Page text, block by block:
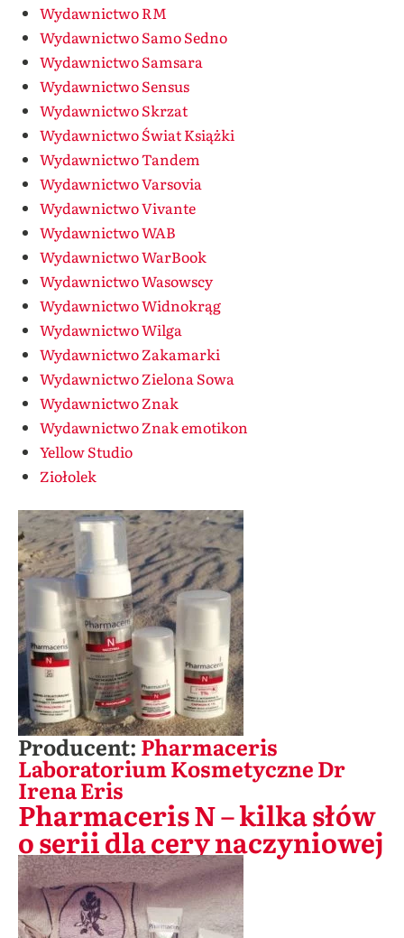
Wydawnictwo RM
Wydawnictwo Samo Sedno
Wydawnictwo Samsara
Wydawnictwo Sensus
Wydawnictwo Skrzat
Wydawnictwo Świat Książki
Wydawnictwo Tandem
Wydawnictwo Varsovia
Wydawnictwo Vivante
Wydawnictwo WAB
Wydawnictwo WarBook
Wydawnictwo Wasowscy
Wydawnictwo Widnokrąg
Wydawnictwo Wilga
Wydawnictwo Zakamarki
Wydawnictwo Zielona Sowa
Wydawnictwo Znak
Wydawnictwo Znak emotikon
Yellow Studio
Ziołolek
Producent:Pharmaceris
Laboratorium Kosmetyczne Dr
Irena Eris
Pharmaceris N – kilka słów
o serii dla cery naczyniowej